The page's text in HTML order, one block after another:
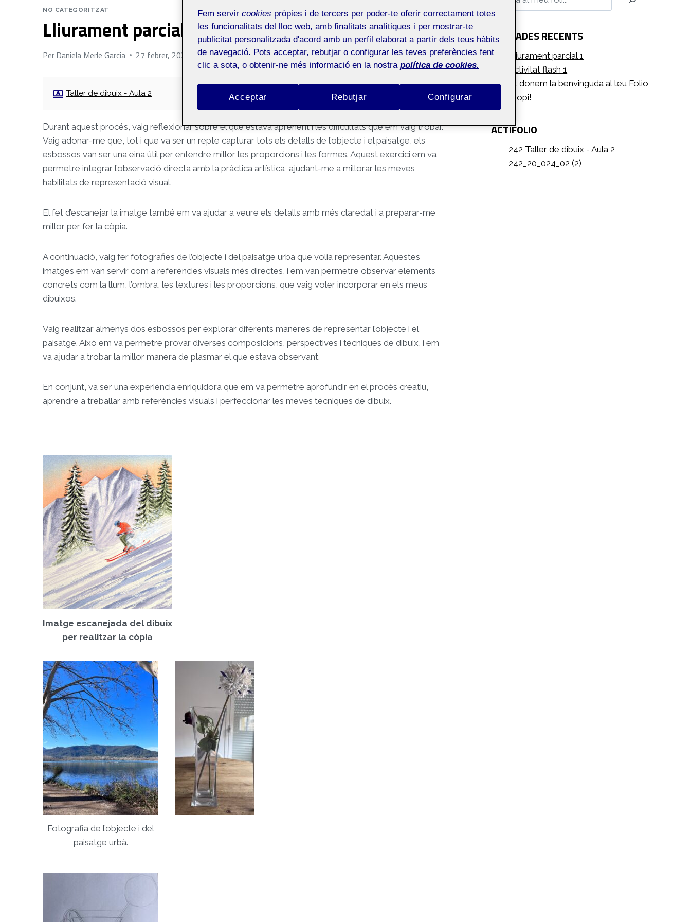
NO CATEGORITZAT
Lliurament parcial 1
PerDaniela Merle Garcia 27 febrer, 2025
Taller de dibuix - Aula 2 Públic
Durant aquest procés, vaig reflexionar sobre el que estava aprenent i les dificultats que em vaig trobar.
Vaig adonar-me que, tot i que va ser un repte capturar tots els detalls de l’objecte i el paisatge, els
esbossos van ser una eina útil per entendre millor les proporcions i les formes. Aquest exercici em va
permetre integrar l’observació directa amb la pràctica artística, ajudant-me a millorar les meves
habilitats de representació visual.
El fet d’escanejar la imatge també em va ajudar a veure els detalls amb més claredat i a preparar-me
millor per fer la còpia.
A continuació, vaig fer fotografies de l’objecte i del paisatge urbà que volia representar. Aquestes
imatges em van servir com a referències visuals més directes, i em van permetre observar elements
concrets com la llum, l’ombra, les textures i les proporcions, que vaig voler incorporar en els meus
dibuixos.
Vaig realitzar almenys dos esbossos per explorar diferents maneres de representar l’objecte i el
paisatge. Això em va permetre provar diverses composicions, perspectives i tècniques de dibuix, i em
va ajudar a trobar la millor manera de plasmar el que estava observant.
En conjunt, va ser una experiència enriquidora que em va permetre aprofundir en el procés creatiu,
aprendre a treballar amb referències visuals i perfeccionar les meves tècniques de dibuix.
Imatge escanejada del dibuix
per realitzar la còpia
Fotografia de l’objecte i del
paisatge urbà.
ENTRADES RECENTS
Lliurament parcial 1
Activitat flash 1
Et donem la benvinguda al teu Folio
propi!
ACTIFOLIO
242 Taller de dibuix - Aula 2
242_20_024_02 (2)
Fem servir cookies pròpies i de tercers per poder-te oferir correctament totes
les funcionalitats del lloc web, amb finalitats analítiques i per mostrar-te
publicitat personalitzada d'acord amb un perfil elaborat a partir dels teus hàbits
de navegació. Pots acceptar, rebutjar o configurar les teves preferències fent
clic a sota, o obtenir-ne més informació en la nostra política de cookies.
Rebutjar
Acceptar Configurar